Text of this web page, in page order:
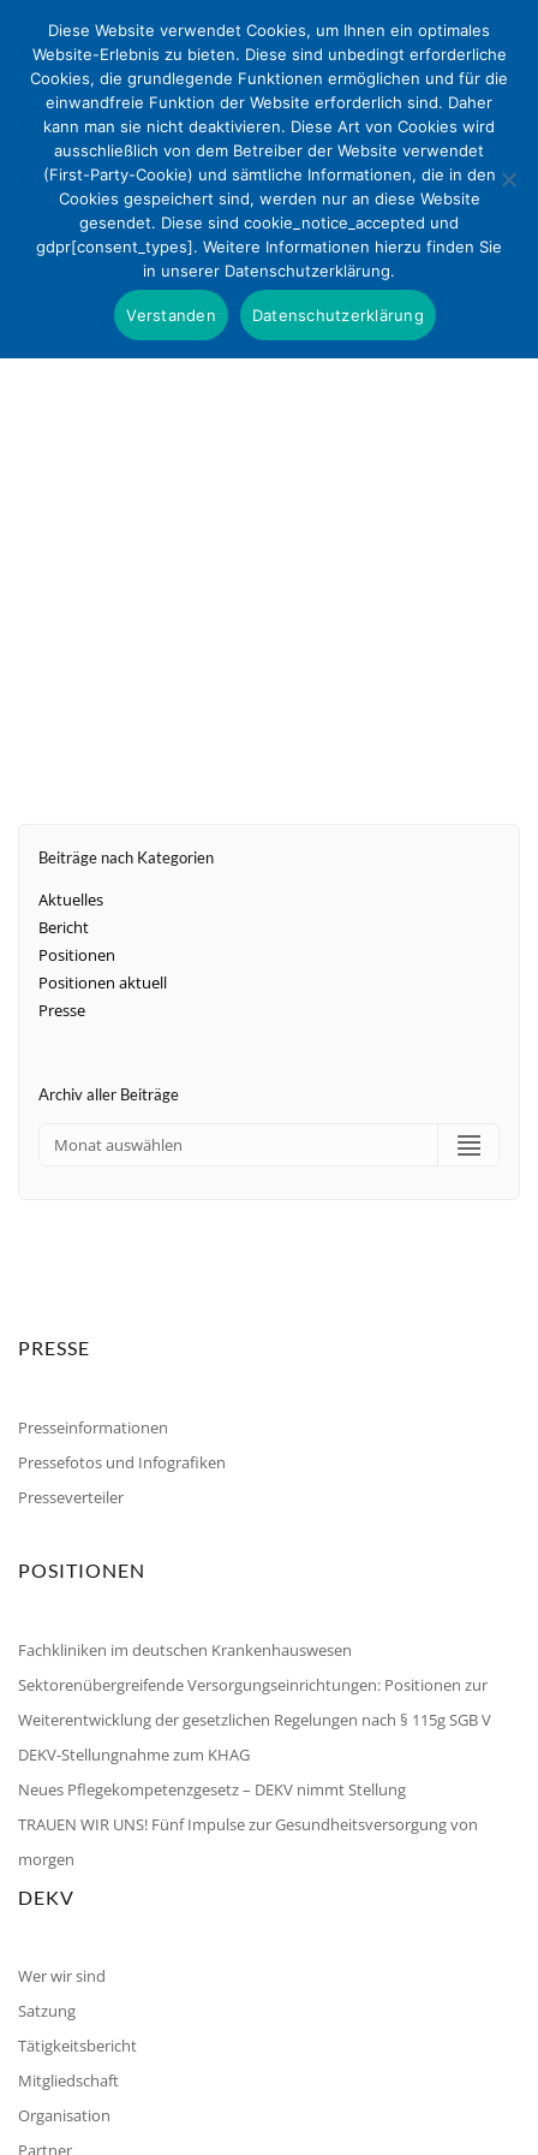
DEKV: Arbeitsbedingungen für
Ärzte attraktiv gestalten
Presse
Beiträge nach Kategorien
Aktuelles
Bericht
Positionen
Positionen aktuell
Presse
Archiv aller Beiträge
PRESSE
Presseinformationen
Pressefotos und Infografiken
Presseverteiler
POSITIONEN
Fachkliniken im deutschen Krankenhauswesen
Sektorenübergreifende Versorgungseinrichtungen: Positionen zur
Weiterentwicklung der gesetzlichen Regelungen nach § 115g SGB V
DEKV-Stellungnahme zum KHAG
Neues Pflegekompetenzgesetz – DEKV nimmt Stellung
TRAUEN WIR UNS! Fünf Impulse zur Gesundheitsversorgung von
morgen
DEKV
Wer wir sind
Satzung
Tätigkeitsbericht
Mitgliedschaft
Organisation
Partner
Diese Website verwendet Cookies, um Ihnen ein optimales
Website-Erlebnis zu bieten. Diese sind unbedingt erforderliche
Cookies, die grundlegende Funktionen ermöglichen und für die
einwandfreie Funktion der Website erforderlich sind. Daher
kann man sie nicht deaktivieren. Diese Art von Cookies wird
ausschließlich von dem Betreiber der Website verwendet
(First-Party-Cookie) und sämtliche Informationen, die in den
Cookies gespeichert sind, werden nur an diese Website
gesendet. Diese sind cookie_notice_accepted und
gdpr[consent_types]. Weitere Informationen hierzu finden Sie
in unserer Datenschutzerklärung.
Verstanden Datenschutzerklärung